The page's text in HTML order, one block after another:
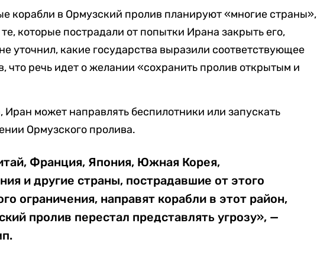
корабли в Ормузский пролив планируют «многие страны»,
которые пострадали от попытки Ирана закрыть его,
уточнил, какие государства выразили соответствующее
что речь идет о желании «сохранить пролив открытым и
Иран может направлять беспилотники или запускать
Ормузского пролива.
Франция, Япония, Южная Корея,
и другие страны, пострадавшие от этого
ограничения, направят корабли в этот район,
пролив перестал представлять угрозу», —